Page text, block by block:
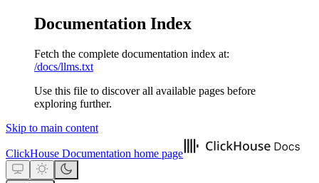
Documentation Index
Fetch the complete documentation index at:
/docs/llms.txt
Use this file to discover all available pages before
exploring further.
Skip to main content
ClickHouse Documentation home page